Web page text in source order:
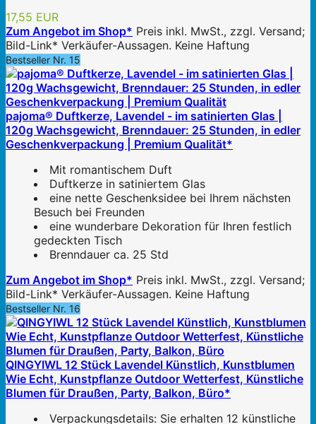
17,55 EUR
Zum Angebot im Shop* Preis inkl. MwSt., zzgl. Versand;
Bild-Link* Verkäufer-Aussagen. Keine Haftung
Bestseller Nr. 15
pajoma® Duftkerze, Lavendel - im satinierten Glas |
120g Wachsgewicht, Brenndauer: 25 Stunden, in edler
Geschenkverpackung | Premium Qualität*
Mit romantischem Duft
Duftkerze in satiniertem Glas
eine nette Geschenksidee bei Ihrem nächsten
Besuch bei Freunden
eine wunderbare Dekoration für Ihren festlich
gedeckten Tisch
Brenndauer ca. 25 Std
Zum Angebot im Shop* Preis inkl. MwSt., zzgl. Versand;
Bild-Link* Verkäufer-Aussagen. Keine Haftung
Bestseller Nr. 16
QINGYIWL 12 Stück Lavendel Künstlich, Kunstblumen
Wie Echt, Kunstpflanze Outdoor Wetterfest, Künstliche
Blumen für Draußen, Party, Balkon, Büro*
Verpackungsdetails: Sie erhalten 12 künstliche